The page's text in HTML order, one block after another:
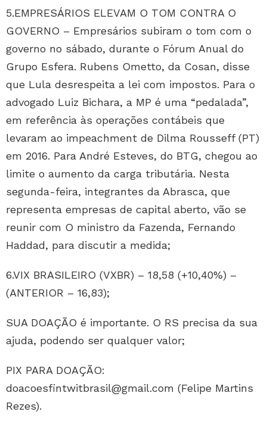
5.EMPRESÁRIOS ELEVAM O TOM CONTRA O
GOVERNO – Empresários subiram o tom com o
governo no sábado, durante o Fórum Anual do
Grupo Esfera. Rubens Ometto, da Cosan, disse
que Lula desrespeita a lei com impostos. Para o
advogado Luiz Bichara, a MP é uma “pedalada”,
em referência às operações contábeis que
levaram ao impeachment de Dilma Rousseff (PT)
em 2016. Para André Esteves, do BTG, chegou ao
limite o aumento da carga tributária. Nesta
segunda-feira, integrantes da Abrasca, que
representa empresas de capital aberto, vão se
reunir com O ministro da Fazenda, Fernando
Haddad, para discutir a medida;
6.VIX BRASILEIRO (VXBR) – 18,58 (+10,40%) –
(ANTERIOR – 16,83);
SUA DOAÇÃO é importante. O RS precisa da sua
ajuda, podendo ser qualquer valor;
PIX PARA DOAÇÃO:
doacoesfintwitbrasil@gmail.com (Felipe Martins
Rezes).